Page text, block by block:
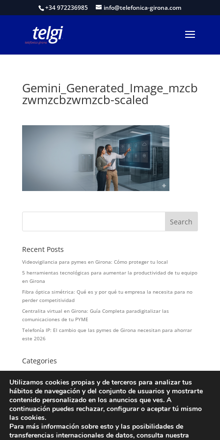
+34 972236985 info@telefonica-girona.com
Gemini_Generated_Image_mzcb
zwmzcbzwmzcb-scaled
Recent Posts
Videovigilancia para pymes en Girona: Cómo proteger tu local
5 herramientas tecnológicas para aumentar la productividad de tu equipo
en Girona
Fibra óptica simétrica: Qué es y por qué tu empresa la necesita para no
perder competitividad
Centralita virtual en Girona: Guía Completa paradigitalizar las
comunicaciones de tu PYME
Telefonía IP: El cambio que las pymes de Girona necesitan para ahorrar
este 2026
Categories
LOPD
Servicios
Telefonía
Utilizamos cookies propias y de terceros para analizar tus
hábitos de navegación y del conjunto de usuarios y mostrarte
contenido personalizado en los anuncios que ves. A
continuación puedes rechazar, configurar o aceptar tú mismo
las cookies.
Para más información sobre esto y las posibilidades de
transferencias internacionales de datos, consulta nuestra